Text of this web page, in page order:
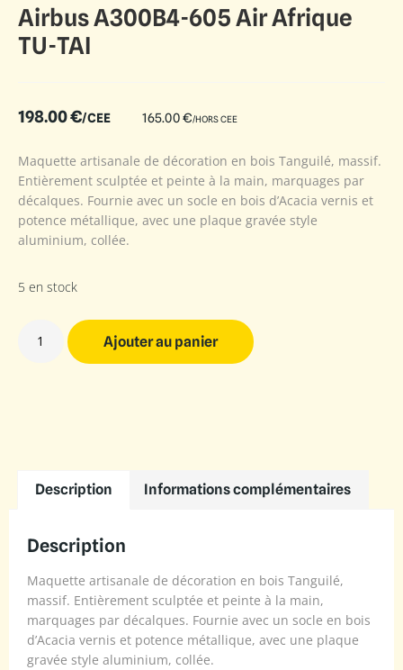
Airbus A300B4-605 Air Afrique
TU-TAI
198.00€/CEE 165.00€/HORS CEE
Maquette artisanale de décoration en bois Tanguilé, massif.
Entièrement sculptée et peinte à la main, marquages par
décalques. Fournie avec un socle en bois d’Acacia vernis et
potence métallique, avec une plaque gravée style
aluminium, collée.
5 en stock
Ajouter au panier
Description Informations complémentaires
Description
Maquette artisanale de décoration en bois Tanguilé,
massif. Entièrement sculptée et peinte à la main,
marquages par décalques. Fournie avec un socle en bois
d’Acacia vernis et potence métallique, avec une plaque
gravée style aluminium, collée.